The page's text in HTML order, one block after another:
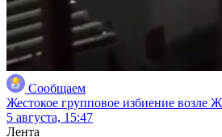
Сообщаем
Жестокое групповое избиение возле
5 августа, 15:47
Лента